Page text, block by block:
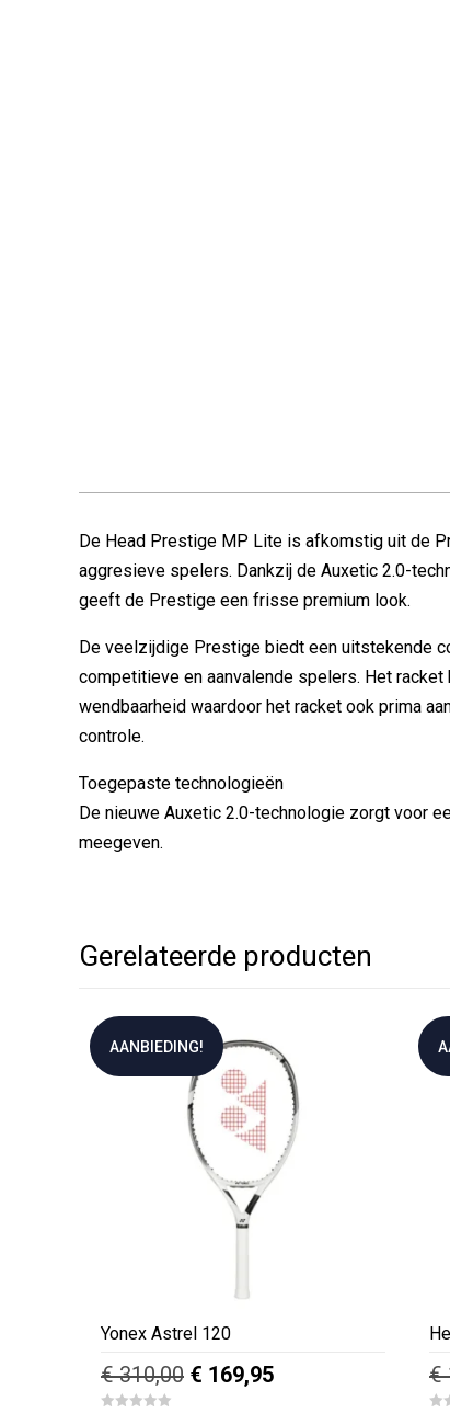
De Head Prestige MP Lite is afkomstig uit de
aggresieve spelers. Dankzij de Auxetic 2.0-
geeft de Prestige een frisse premium look.
De veelzijdige Prestige biedt een uitstekende
competitieve en aanvalende spelers. Het
wendbaarheid waardoor het racket ook prima
controle.
Toegepaste technologieën
De nieuwe Auxetic 2.0-technologie zorgt voor
meegeven.
Gerelateerde producten
AANBIEDING!
Yonex Astrel 120
€310,00 Oorspronkelijke
€ 169,95Huidige
€